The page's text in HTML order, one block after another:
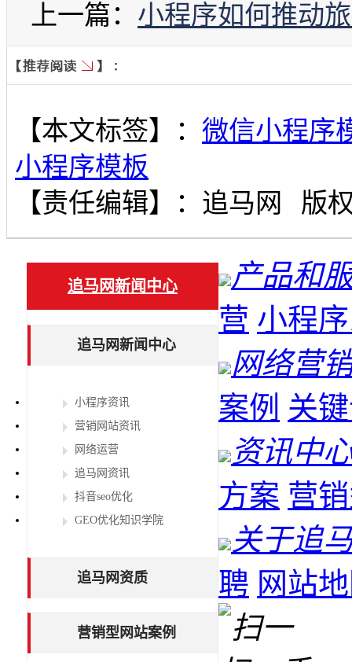
上一篇： 小程序如何推动
【本文标签】： 微信小程序
小程序模板
【责任编辑】： 追马网 版
追马网新闻中心
追马网新闻中心
小程序资讯
营销网站资讯
网络运营
追马网资讯
抖音seo优化
GEO优化知识学院
追马网资质
营销型网站案例
产品和
营 小程
网络营
案例 关
资讯中
方案 营
关于追
聘 网站